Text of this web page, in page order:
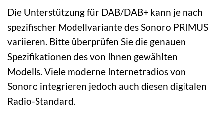
Die Unterstützung für DAB/DAB+ kann je nach
spezifischer Modellvariante des Sonoro PRIMUS
variieren. Bitte überprüfen Sie die genauen
Spezifikationen des von Ihnen gewählten
Modells. Viele moderne Internetradios von
Sonoro integrieren jedoch auch diesen digitalen
Radio-Standard.